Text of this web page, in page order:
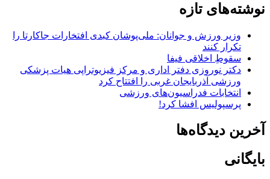
نوشته‌های تازه
وزیر ورزش و جوانان: ملی‌پوشان کبدی افتخارات جاکارتا را
تکرار کنند
سقوطِ اخلاقی فیفا
دکتر نوروزی دفتر اداری و مرکز فیزیوتراپی هیات پزشکی
ورزشی آذربایجان غربی را افتتاح کرد
انتخابات فدراسیون‌های ورزشی
پرسپولیس افشا کرد!
آخرین دیدگاه‌ها
بایگانی